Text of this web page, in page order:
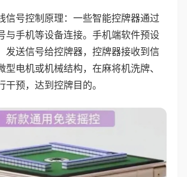
信号控制原理：一些智能控牌器通过
与手机等设备连接。手机端软件预设
发送信号给控牌器，控牌器接收到信
型电机或机械结构，在麻将机洗牌、
干预，达到控牌目的。